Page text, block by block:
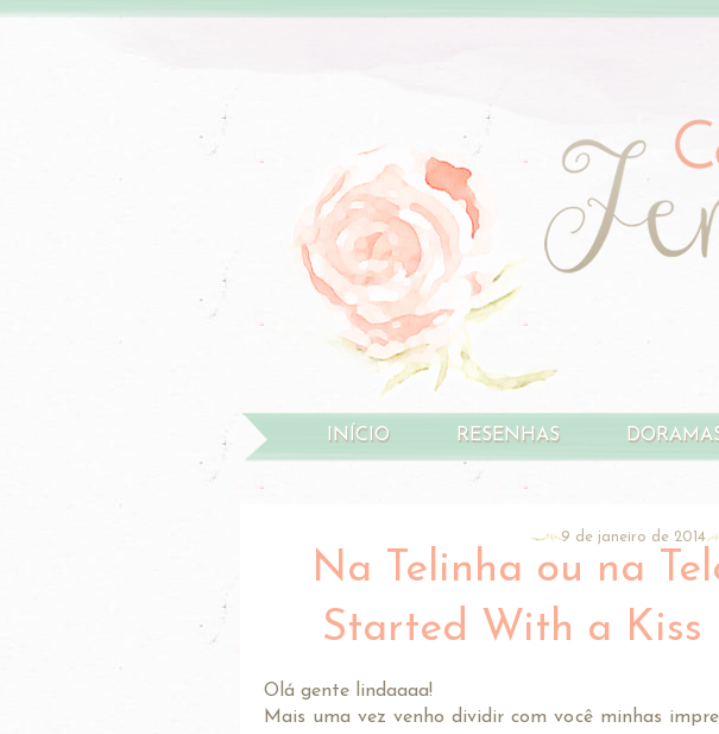
INÍCIO RESENHAS
9 de janeiro de 2014
Na Telinha ou na
Started With a Kiss
Olá gente lindaaaa!
Mais uma vez venho dividir com você minhas